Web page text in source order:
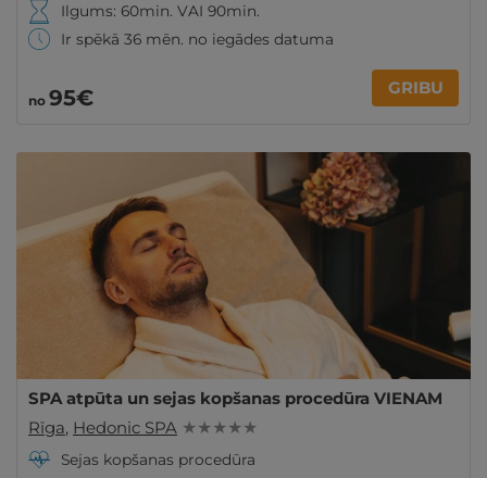
Ilgums: 60min. VAI 90min.
Ir spēkā 36 mēn. no iegādes datuma
no 95€ GRIBU
SPA atpūta un sejas kopšanas procedūra VIENAM
Rīga, Hedonic SPA ★ ★ ★ ★ ★
Sejas kopšanas procedūra